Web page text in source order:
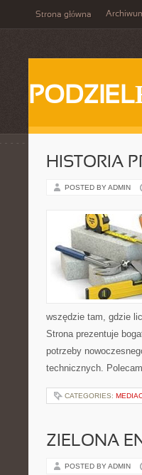
Strona główna
HISTORIA
POSTED BY ADMIN
wszędzie tam, gdzie
Strona prezentuje
potrzeby
technicznych.
CATEGORIES:
ZIELONA
POSTED BY ADMIN